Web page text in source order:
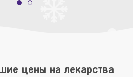
цены на лекарства